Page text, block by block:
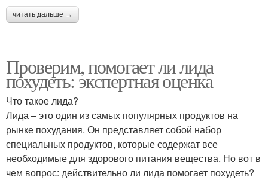
читать дальше →
Проверим, помогает ли лида
похудеть: экспертная оценка
Что такое лида?
Лида – это один из самых популярных продуктов на
рынке похудания. Он представляет собой набор
специальных продуктов, которые содержат все
необходимые для здорового питания вещества. Но вот в
чем вопрос: действительно ли лида помогает похудеть?